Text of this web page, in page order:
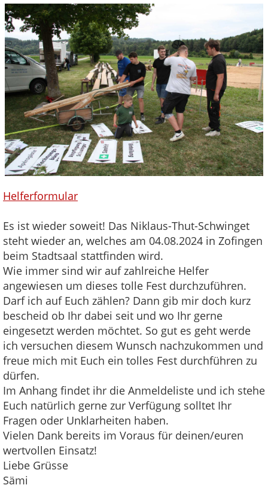
Helferformular
Es ist wieder soweit! Das Niklaus-Thut-Schwinget
steht wieder an, welches am 04.08.2024 in Zofingen
beim Stadtsaal stattfinden wird.
Wie immer sind wir auf zahlreiche Helfer
angewiesen um dieses tolle Fest durchzuführen.
Darf ich auf Euch zählen? Dann gib mir doch kurz
bescheid ob Ihr dabei seit und wo Ihr gerne
eingesetzt werden möchtet. So gut es geht werde
ich versuchen diesem Wunsch nachzukommen und
freue mich mit Euch ein tolles Fest durchführen zu
dürfen.
Im Anhang findet ihr die Anmeldeliste und ich stehe
Euch natürlich gerne zur Verfügung solltet Ihr
Fragen oder Unklarheiten haben.
Vielen Dank bereits im Voraus für deinen/euren
wertvollen Einsatz!
Liebe Grüsse
Sämi